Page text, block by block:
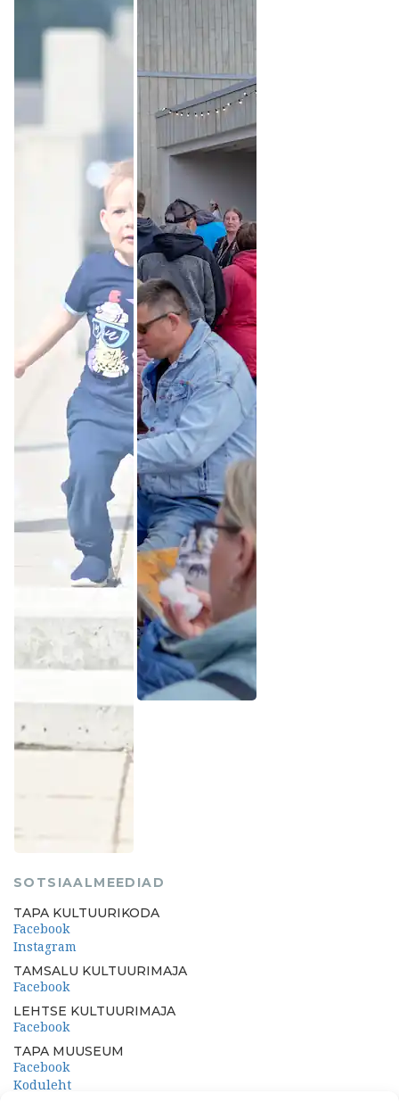
SOTSIAALMEEDIAD
TAPA KULTUURIKODA
Facebook
Instagram
TAMSALU KULTUURIMAJA
Facebook
LEHTSE KULTUURIMAJA
Facebook
TAPA MUUSEUM
Facebook
Koduleht